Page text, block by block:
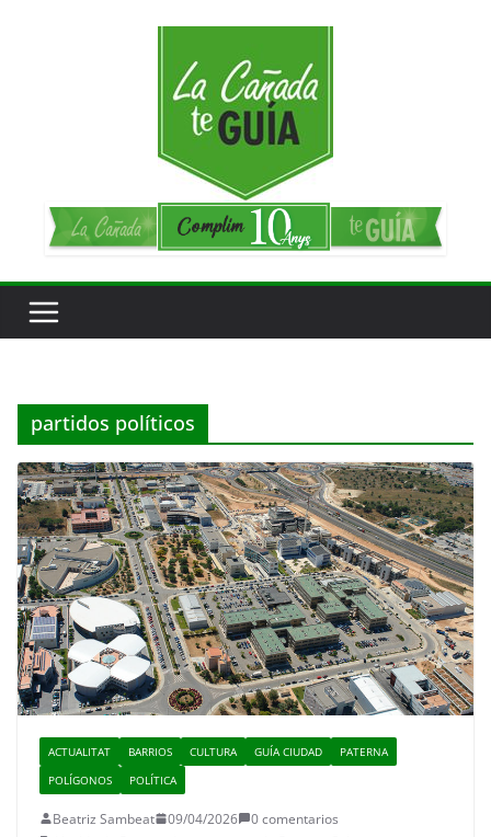
partidos políticos
ACTUALITAT BARRIOS CULTURA GUÍA CIUDAD
PATERNA
POLÍGONOS
POLÍTICA
Beatriz Sambeat 09/04/2026
0 comentarios